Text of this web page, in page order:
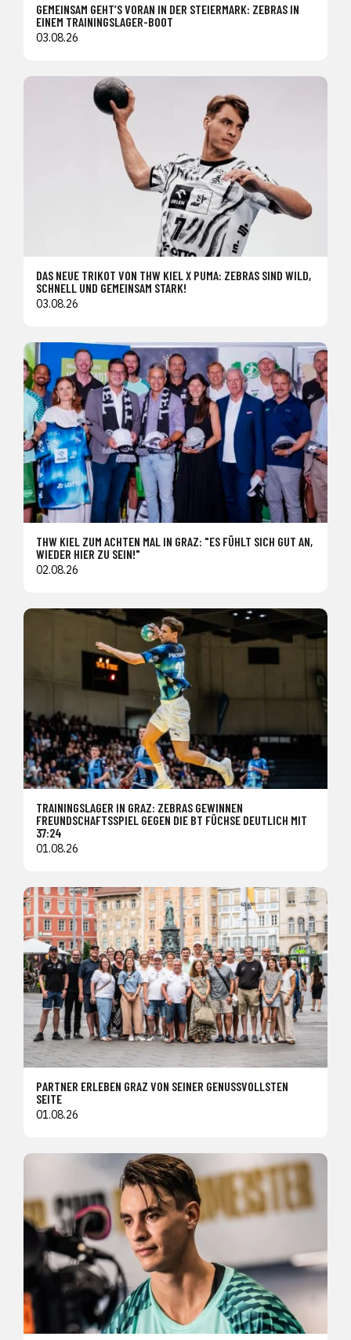
GEMEINSAM GEHT’S VORAN IN DER STEIERMARK: ZEBRAS IN
EINEM TRAININGSLAGER-BOOT
03.08.26
DAS NEUE TRIKOT VON THW KIEL X PUMA: ZEBRAS SIND WILD,
SCHNELL UND GEMEINSAM STARK!
03.08.26
THW KIEL ZUM ACHTEN MAL IN GRAZ: "ES FÜHLT SICH GUT AN,
WIEDER HIER ZU SEIN!"
02.08.26
TRAININGSLAGER IN GRAZ: ZEBRAS GEWINNEN
FREUNDSCHAFTSSPIEL GEGEN DIE BT FÜCHSE DEUTLICH MIT
37:24
01.08.26
PARTNER ERLEBEN GRAZ VON SEINER GENUSSVOLLSTEN
SEITE
01.08.26